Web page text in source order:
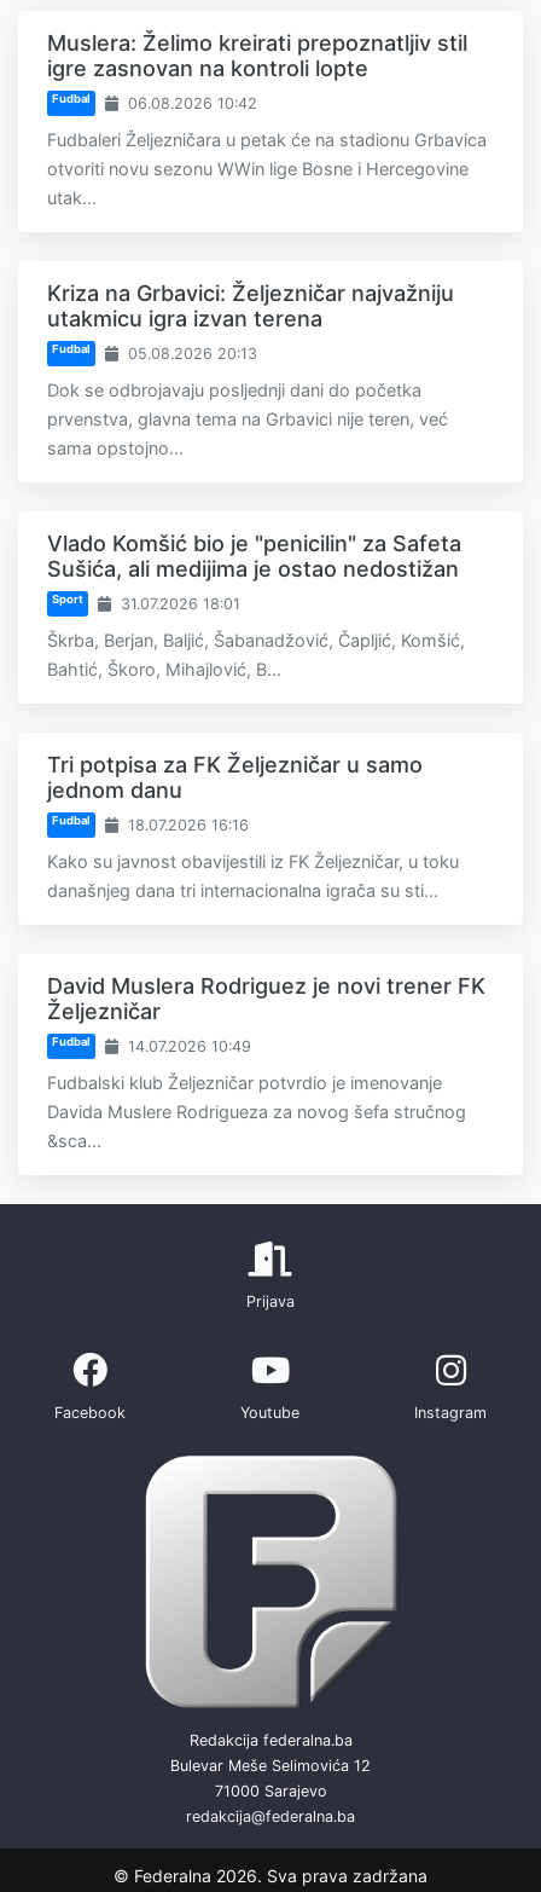
Muslera: Želimo kreirati prepoznatljiv stil
igre zasnovan na kontroli lopte
Fudbal 06.08.2026 10:42
Fudbaleri Željezničara u petak će na stadionu Grbavica
otvoriti novu sezonu WWin lige Bosne i Hercegovine
utak...
Kriza na Grbavici: Željezničar najvažniju
utakmicu igra izvan terena
Fudbal 05.08.2026 20:13
Dok se odbrojavaju posljednji dani do početka
prvenstva, glavna tema na Grbavici nije teren, već
sama opstojno...
Vlado Komšić bio je "penicilin" za Safeta
Sušića, ali medijima je ostao nedostižan
Sport 31.07.2026 18:01
Škrba, Berjan, Baljić, Šabanadžović, Čapljić, Komšić,
Bahtić, Škoro, Mihajlović, B...
Tri potpisa za FK Željezničar u samo
jednom danu
Fudbal 18.07.2026 16:16
Kako su javnost obavijestili iz FK Željezničar, u toku
današnjeg dana tri internacionalna igrača su sti...
David Muslera Rodriguez je novi trener FK
Željezničar
Fudbal 14.07.2026 10:49
Fudbalski klub Željezničar potvrdio je imenovanje
Davida Muslere Rodrigueza za novog šefa stručnog
&sca...
Prijava
Facebook Youtube Instagram
Redakcija federalna.ba
Bulevar Meše Selimovića 12
71000 Sarajevo
redakcija@federalna.ba
© Federalna 2026. Sva prava zadržana